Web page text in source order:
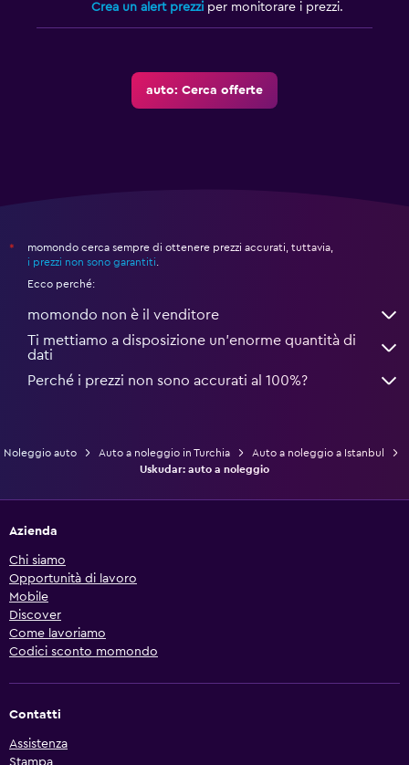
Crea un alert prezzi per monitorare i prezzi.
auto: Cerca offerte
*
momondo cerca sempre di ottenere prezzi accurati, tuttavia,
i prezzi non sono garantiti.
Ecco perché:
momondo non è il venditore
Ti mettiamo a disposizione un’enorme quantità di
dati
Perché i prezzi non sono accurati al 100%?
Noleggio auto Auto a noleggio in Turchia
Auto a noleggio a Istanbul
Uskudar: auto a noleggio
Azienda
Chi siamo
Opportunità di lavoro
Mobile
Discover
Come lavoriamo
Codici sconto momondo
Contatti
Assistenza